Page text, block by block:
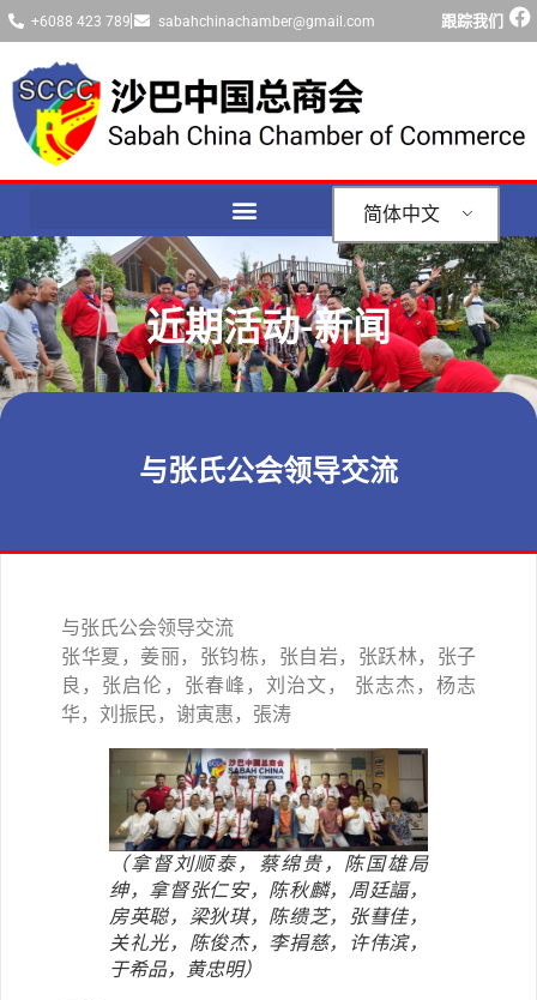
+6088 423 789 sabahchinachamber@gmail.com 跟踪我们
简体中文
近期活动-新闻
与张氏公会领导交流
与张氏公会领导交流
张华夏，姜丽，张钧栋，张自岩，张跃林，张子
良，张启伦，张春峰，刘治文， 张志杰，杨志
华，刘振民，谢寅惠，張涛
（拿督刘顺泰，蔡绵贵，陈国雄局
绅，拿督张仁安，陈秋麟，周廷諨，
房英聪，梁狄琪，陈缋芝，张蔧佳，
关礼光，陈俊杰，李捐慈，许伟滨，
于希品，黄忠明）